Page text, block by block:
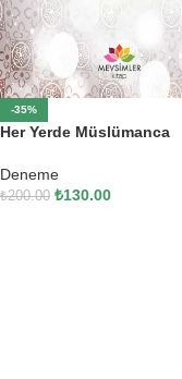
-35%
Her Yerde Müslümanca
Deneme
₺200.00 ₺130.00